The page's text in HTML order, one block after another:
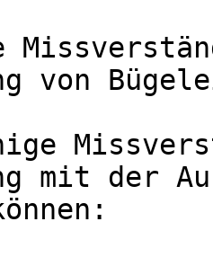
von
mit der